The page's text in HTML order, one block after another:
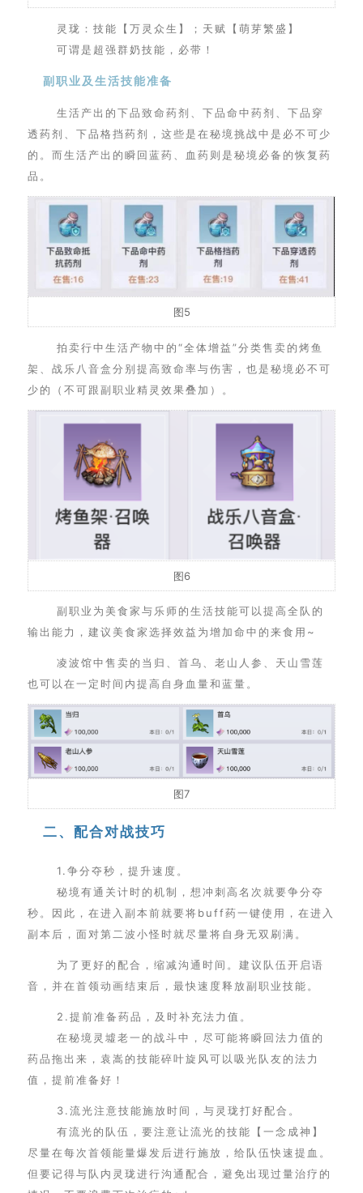
灵珑：技能【万灵众生】；天赋【萌芽繁盛】
可谓是超强群奶技能，必带！
副职业及生活技能准备
生活产出的下品致命药剂、下品命中药剂、下品穿
透药剂、下品格挡药剂，这些是在秘境挑战中是必不可少
的。而生活产出的瞬回蓝药、血药则是秘境必备的恢复药
品。
图5
拍卖行中生活产物中的“全体增益”分类售卖的烤鱼
架、战乐八音盒分别提高致命率与伤害，也是秘境必不可
少的（不可跟副职业精灵效果叠加）。
图6
副职业为美食家与乐师的生活技能可以提高全队的
输出能力，建议美食家选择效益为增加命中的来食用~
凌波馆中售卖的当归、首乌、老山人参、天山雪莲
也可以在一定时间内提高自身血量和蓝量。
图7
二、配合对战技巧
1.争分夺秒，提升速度。
秘境有通关计时的机制，想冲刺高名次就要争分夺
秒。因此，在进入副本前就要将buff药一键使用，在进入
副本后，面对第二波小怪时就尽量将自身无双刷满。
为了更好的配合，缩减沟通时间。建议队伍开启语
音，并在首领动画结束后，最快速度释放副职业技能。
2.提前准备药品，及时补充法力值。
在秘境灵墟老一的战斗中，尽可能将瞬回法力值的
药品拖出来，袁嵩的技能碎叶旋风可以吸光队友的法力
值，提前准备好！
3.流光注意技能施放时间，与灵珑打好配合。
有流光的队伍，要注意让流光的技能【一念成神】
尽量在每次首领能量爆发后进行施放，给队伍快速提血。
但要记得与队内灵珑进行沟通配合，避免出现过量治疗的